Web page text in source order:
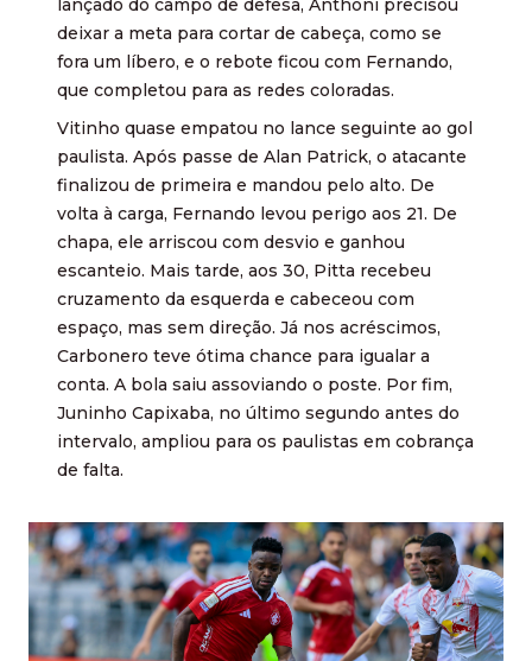
lançado do campo de defesa, Anthoni precisou
deixar a meta para cortar de cabeça, como se
fora um líbero, e o rebote ficou com Fernando,
que completou para as redes coloradas.
Vitinho quase empatou no lance seguinte ao gol
paulista. Após passe de Alan Patrick, o atacante
finalizou de primeira e mandou pelo alto. De
volta à carga, Fernando levou perigo aos 21. De
chapa, ele arriscou com desvio e ganhou
escanteio. Mais tarde, aos 30, Pitta recebeu
cruzamento da esquerda e cabeceou com
espaço, mas sem direção. Já nos acréscimos,
Carbonero teve ótima chance para igualar a
conta. A bola saiu assoviando o poste. Por fim,
Juninho Capixaba, no último segundo antes do
intervalo, ampliou para os paulistas em cobrança
de falta.